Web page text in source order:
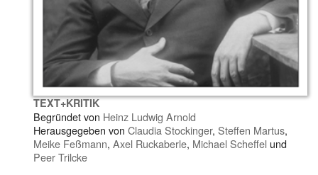
TEXT+KRITIK
Begründet von Heinz Ludwig Arnold
Herausgegeben von Claudia Stockinger, Steffen Martus,
Meike Feßmann, Axel Ruckaberle, Michael Scheffel und
Peer Trilcke